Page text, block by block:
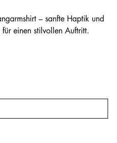
– sanfte Haptik und
für einen stilvollen Auftritt.